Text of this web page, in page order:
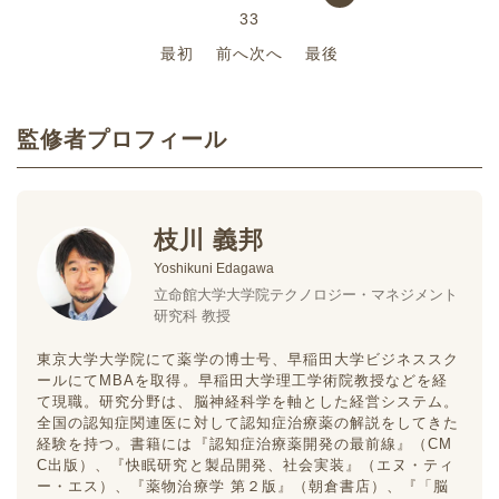
最初 前へ
33
次へ
最後
監修者プロフィール
枝川 義邦
Yoshikuni Edagawa
立命館大学大学院テクノロジー・マネジメント
研究科 教授
東京大学大学院にて薬学の博士号、早稲田大学ビジネススク
ールにてMBAを取得。早稲田大学理工学術院教授などを経
て現職。研究分野は、脳神経科学を軸とした経営システム。
全国の認知症関連医に対して認知症治療薬の解説をしてきた
経験を持つ。書籍には『認知症治療薬開発の最前線』（CM
C出版）、『快眠研究と製品開発、社会実装』（エヌ・ティ
ー・エス）、『薬物治療学 第２版』（朝倉書店）、『「脳